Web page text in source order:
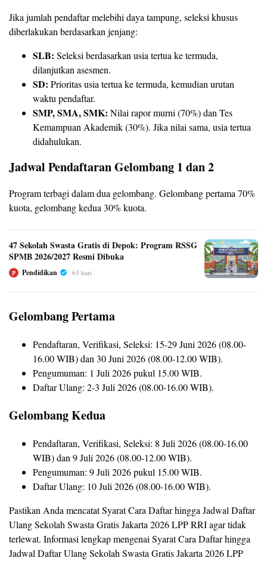
Jika jumlah pendaftar melebihi daya tampung, seleksi khusus
diberlakukan berdasarkan jenjang:
SLB: Seleksi berdasarkan usia tertua ke termuda,
dilanjutkan asesmen.
SD: Prioritas usia tertua ke termuda, kemudian urutan
waktu pendaftar.
SMP, SMA, SMK: Nilai rapor murni (70%) dan Tes
Kemampuan Akademik (30%). Jika nilai sama, usia tertua
didahulukan.
Jadwal Pendaftaran Gelombang 1 dan 2
Program terbagi dalam dua gelombang. Gelombang pertama 70%
kuota, gelombang kedua 30% kuota.
47 Sekolah Swasta Gratis di Depok: Program RSSG
SPMB 2026/2027 Resmi Dibuka
P Pendidikan 63 hari
Gelombang Pertama
Pendaftaran, Verifikasi, Seleksi: 15-29 Juni 2026 (08.00-
16.00 WIB) dan 30 Juni 2026 (08.00-12.00 WIB).
Pengumuman: 1 Juli 2026 pukul 15.00 WIB.
Daftar Ulang: 2-3 Juli 2026 (08.00-16.00 WIB).
Gelombang Kedua
Pendaftaran, Verifikasi, Seleksi: 8 Juli 2026 (08.00-16.00
WIB) dan 9 Juli 2026 (08.00-12.00 WIB).
Pengumuman: 9 Juli 2026 pukul 15.00 WIB.
Daftar Ulang: 10 Juli 2026 (08.00-16.00 WIB).
Pastikan Anda mencatat Syarat Cara Daftar hingga Jadwal Daftar
Ulang Sekolah Swasta Gratis Jakarta 2026 LPP RRI agar tidak
terlewat. Informasi lengkap mengenai Syarat Cara Daftar hingga
Jadwal Daftar Ulang Sekolah Swasta Gratis Jakarta 2026 LPP